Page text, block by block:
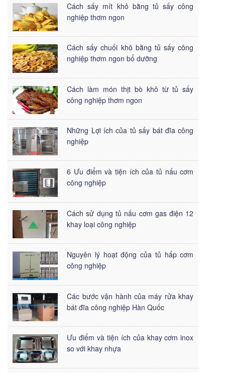
Cách sấy mít khô bằng tủ sấy công
nghiệp thơm ngon
Cách sấy chuối khô bằng tủ sấy công
nghiệp thơm ngon bổ dưỡng
Cách làm món thịt bò khô từ tủ sấy
công nghiệp thơm ngon
Những Lợi ích của tủ sấy bát đĩa công
nghiệp
6 Ưu điểm và tiện ích của tủ nấu cơm
công nghiệp
Cách sử dụng tủ nấu cơm gas điện 12
khay loại công nghiệp
Nguyên lý hoạt động của tủ hấp cơm
công nghiệp
Các bước vận hành của máy rửa khay
bát đĩa công nghiệp Hàn Quốc
Ưu điểm và tiện ích của khay cơm inox
so với khay nhựa